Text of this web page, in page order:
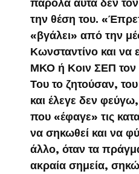
παρόλα αυτά δεν
την θέση του.
«βγάλει» από την
Κωνσταντίνο και να
ΜΚΟ ή Κοιν ΣΕΠ
Του το ζητούσαν,
και έλεγε δεν φεύγω,
που «έφαγε» τις
να σηκωθεί και να
άλλο, όταν τα
ακραία σημεία,